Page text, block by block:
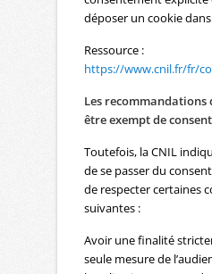
déposer un cookie
Ressource :
https://www.cnil.fr/fr/
Les recommandations
être exempt de
Toutefois, la CNIL
de se passer du
de respecter certaines
suivantes :
Avoir une finalité
seule mesure de